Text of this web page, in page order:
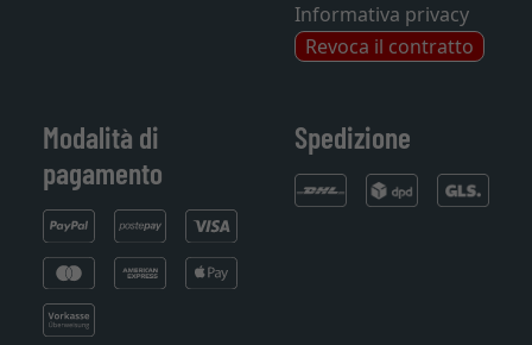
Informativa privacy
Revoca il contratto
Modalità di
pagamento
Spedizione